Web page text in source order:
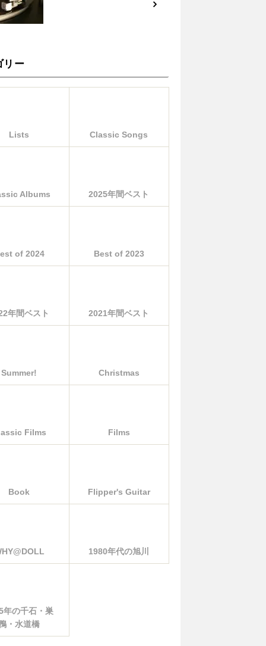
リー
Lists Classic Songs
Albums 2025年間ベスト
of 2024 Best of 2023
年間ベスト 2021年間ベスト
Summer! Christmas
Films Films
Book Flipper's Guitar
1980年代の旭川
年の千石・巣
・水道橋